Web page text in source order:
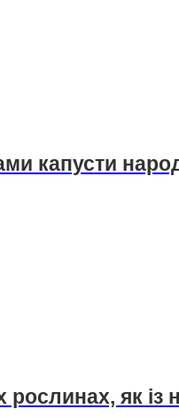
капусти
рослинах, як із